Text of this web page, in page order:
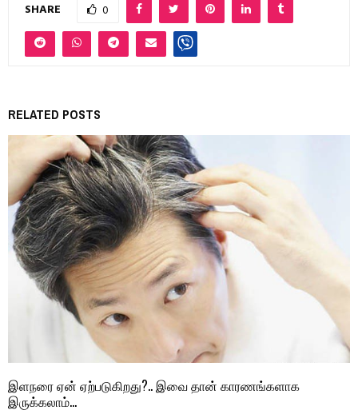
SHARE 0
RELATED POSTS
இளநரை ஏன் ஏற்படுகிறது?.. இவை தான் காரணங்களாக
இருக்கலாம்…